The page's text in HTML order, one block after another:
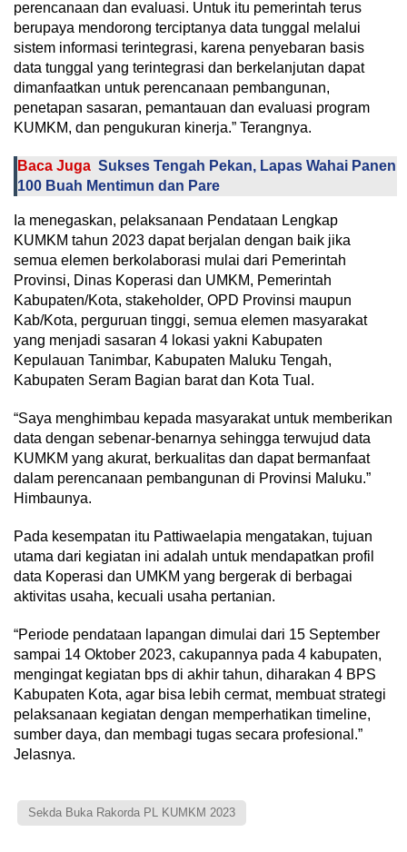
perencanaan dan evaluasi. Untuk itu pemerintah terus
berupaya mendorong terciptanya data tunggal melalui
sistem informasi terintegrasi, karena penyebaran basis
data tunggal yang terintegrasi dan berkelanjutan dapat
dimanfaatkan untuk perencanaan pembangunan,
penetapan sasaran, pemantauan dan evaluasi program
KUMKM, dan pengukuran kinerja.” Terangnya.
Baca Juga Sukses Tengah Pekan, Lapas Wahai Panen
100 Buah Mentimun dan Pare
Ia menegaskan, pelaksanaan Pendataan Lengkap
KUMKM tahun 2023 dapat berjalan dengan baik jika
semua elemen berkolaborasi mulai dari Pemerintah
Provinsi, Dinas Koperasi dan UMKM, Pemerintah
Kabupaten/Kota, stakeholder, OPD Provinsi maupun
Kab/Kota, perguruan tinggi, semua elemen masyarakat
yang menjadi sasaran 4 lokasi yakni Kabupaten
Kepulauan Tanimbar, Kabupaten Maluku Tengah,
Kabupaten Seram Bagian barat dan Kota Tual.
“Saya menghimbau kepada masyarakat untuk memberikan
data dengan sebenar-benarnya sehingga terwujud data
KUMKM yang akurat, berkualitas dan dapat bermanfaat
dalam perencanaan pembangunan di Provinsi Maluku.”
Himbaunya.
Pada kesempatan itu Pattiwaelapia mengatakan, tujuan
utama dari kegiatan ini adalah untuk mendapatkan profil
data Koperasi dan UMKM yang bergerak di berbagai
aktivitas usaha, kecuali usaha pertanian.
“Periode pendataan lapangan dimulai dari 15 September
sampai 14 Oktober 2023, cakupannya pada 4 kabupaten,
mengingat kegiatan bps di akhir tahun, diharakan 4 BPS
Kabupaten Kota, agar bisa lebih cermat, membuat strategi
pelaksanaan kegiatan dengan memperhatikan timeline,
sumber daya, dan membagi tugas secara profesional.”
Jelasnya.
Sekda Buka Rakorda PL KUMKM 2023